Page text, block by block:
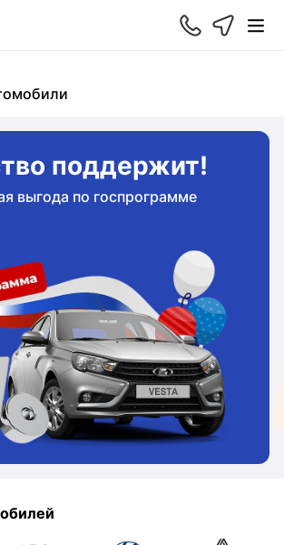
поддержит!
выгода по госпрограмме